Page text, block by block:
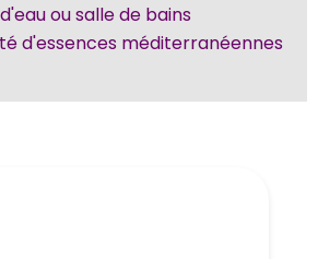
ou salle de bains
d'essences méditerranéennes